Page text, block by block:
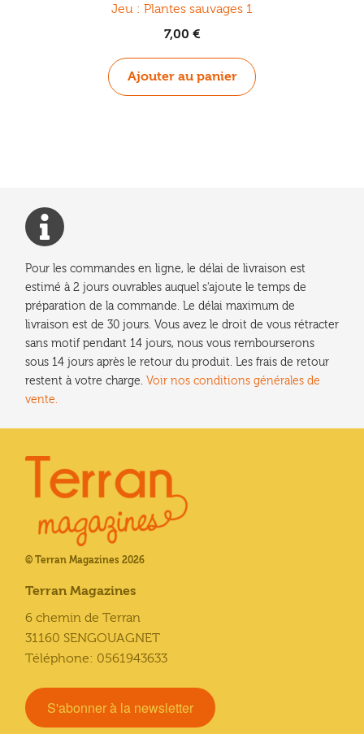
Jeu : Plantes sauvages 1
7,00 €
Ajouter au panier
Pour les commandes en ligne, le délai de livraison est
estimé à 2 jours ouvrables auquel s'ajoute le temps de
préparation de la commande. Le délai maximum de
livraison est de 30 jours. Vous avez le droit de vous rétracter
sans motif pendant 14 jours, nous vous rembourserons
sous 14 jours après le retour du produit. Les frais de retour
restent à votre charge. Voir nos conditions générales de
vente.
© Terran Magazines 2026
Terran Magazines
6 chemin de Terran
31160 SENGOUAGNET
Téléphone: 0561943633
S'abonner à la newsletter